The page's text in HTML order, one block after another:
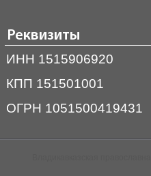
Реквизиты
ИНН 1515906920
КПП 151501001
ОГРН 1051500419431